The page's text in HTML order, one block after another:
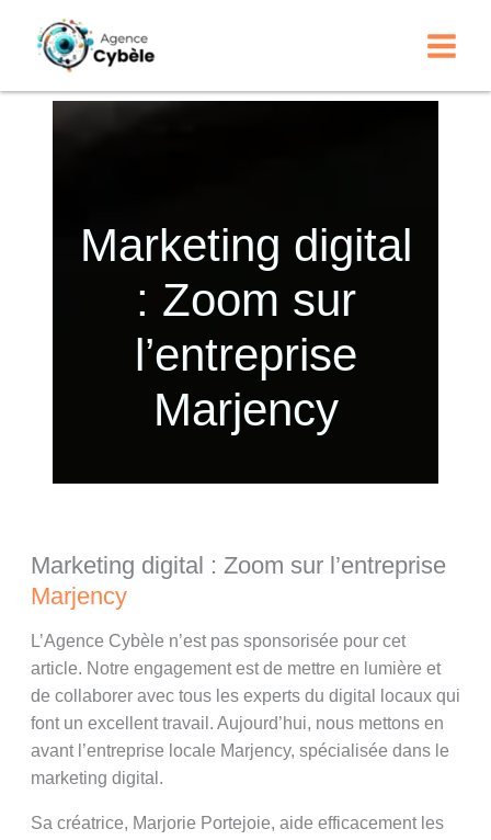
Marketing digital
: Zoom sur
l’entreprise
Marjency
Marketing digital : Zoom sur l’entreprise
Marjency
L’Agence Cybèle n’est pas sponsorisée pour cet
article. Notre engagement est de mettre en lumière et
de collaborer avec tous les experts du digital locaux qui
font un excellent travail. Aujourd’hui, nous mettons en
avant l’entreprise locale Marjency, spécialisée dans le
marketing digital.
Sa créatrice, Marjorie Portejoie, aide efficacement les